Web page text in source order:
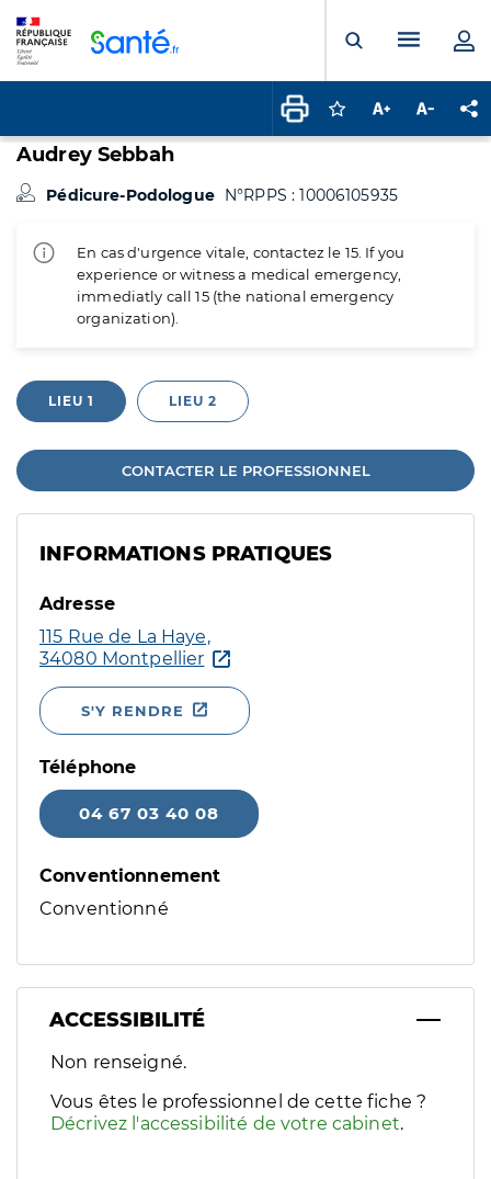
Ouvrir laMenu
Connectez-vous
Augmenter la
Audrey Sebbah
Pédicure-Podologue N°RPPS : 10006105935
En cas d'urgence vitale, contactez le 15. If you
experience or witness a medical emergency,
immediatly call 15 (the national emergency
organization).
LIEU 1 LIEU 2
CONTACTER LE PROFESSIONNEL
INFORMATIONS PRATIQUES
Adresse
115 Rue de La Haye,
34080 Montpellier
S'Y RENDRE
Téléphone
04 67 03 40 08
Conventionnement
Conventionné
ACCESSIBILITÉ
Filtres
Sélectionnez un ou plusieurs handicaps/besoins
Non renseigné.
Vous êtes le professionnel de cette fiche ?
Décrivez l'accessibilité de votre cabinet.